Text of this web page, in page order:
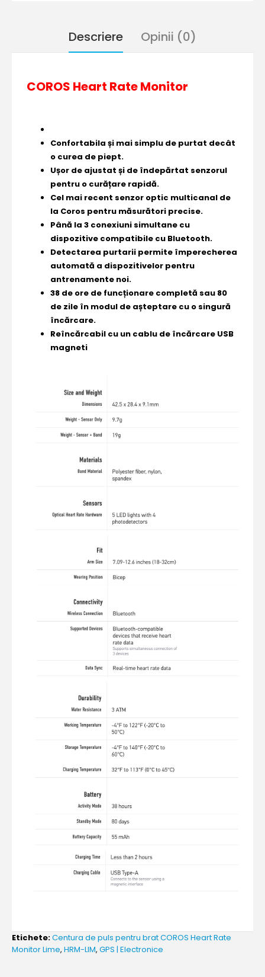
Descriere Opinii (0)
COROS Heart Rate Monitor
Confortabila și mai simplu de purtat decât
o curea de piept.
Ușor de ajustat și de îndepărtat senzorul
pentru o curățare rapidă.
Cel mai recent senzor optic multicanal de
la Coros pentru măsurători precise.
Până la 3 conexiuni simultane cu
dispozitive compatibile cu Bluetooth.
Detectarea purtarii permite împerecherea
automată a dispozitivelor pentru
antrenamente noi.
38 de ore de funcționare completă sau 80
de zile în modul de așteptare cu o singură
încărcare.
Reîncărcabil cu un cablu de încărcare USB
magneti
Etichete:Centura de puls pentru brat COROS Heart Rate
Monitor Lime, HRM-LIM, GPS | Electronice